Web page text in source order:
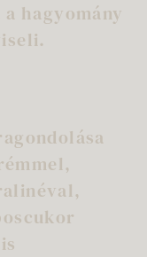
hagyomány